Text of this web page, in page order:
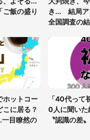
感動
驚がく 「お菓子売り場な
ル高い」
りにも四角すぎる猫、激写
団だろ」「食パンの耳」と
飯の盛り
き... 結局ア
全国調査の
ホットコー
こに居る？
目瞭然の
「40代っ
0人に聞いた
〝認識の差